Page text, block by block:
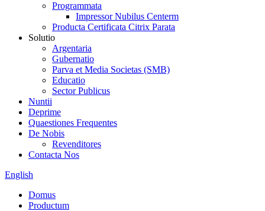
Programmata
Impressor Nubilus Centerm
Producta Certificata Citrix Parata
Solutio
Argentaria
Gubernatio
Parva et Media Societas (SMB)
Educatio
Sector Publicus
Nuntii
Deprime
Quaestiones Frequentes
De Nobis
Revenditores
Contacta Nos
English
Domus
Productum